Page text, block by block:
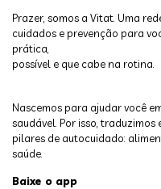
Prazer, somos a Vitat. Uma
cuidados e prevenção para
prática,
possível e que cabe na rotina.
Nascemos para ajudar você
saudável. Por isso,
pilares de autocuidado:
saúde.
Baixe o app